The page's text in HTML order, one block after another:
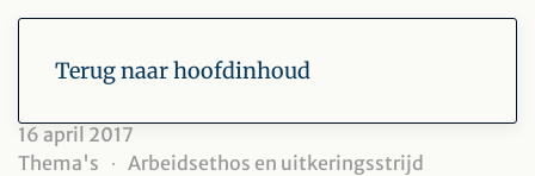
Terug naar hoofdinhoud
16 april 2017
Thema's
Arbeidsethos en uitkeringsstrijd